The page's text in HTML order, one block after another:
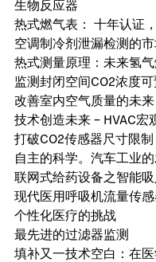
生物反应器
热式燃气表： 十年认证
空调制冷剂泄漏检测的
热式测量原理：未来氢
监测封闭空间CO2浓度
改善室内空气质量的未来
技术创造未来 – HVAC宏
打破CO2传感器尺寸限制
自主的科学。汽车工业
联网式给药设备之智能
现代医用呼吸机流量传
个性化医疗的挑战
最先进的过滤器监测
填补又一技术空白：在